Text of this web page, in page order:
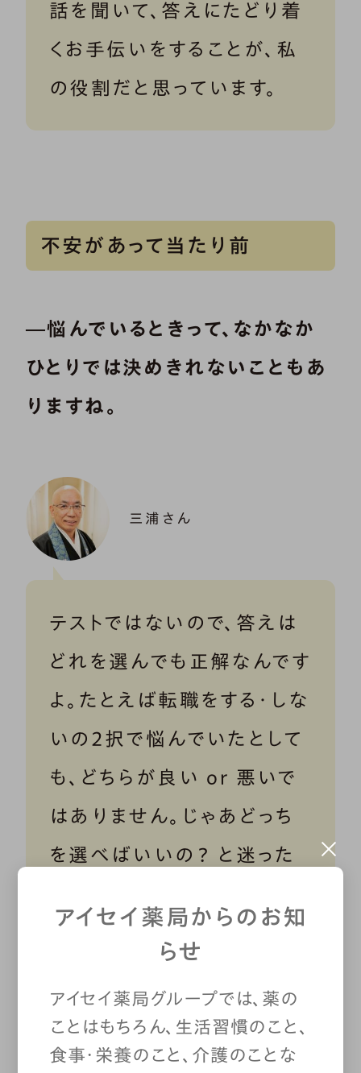
話を聞いて、答えにたどり着
くお手伝いをすることが、私
の役割だと思っています。
不安があって当たり前
―悩んでいるときって、なかなか
ひとりでは決めきれないこともあ
りますね。
三浦さん
テストではないので、答えは
どれを選んでも正解なんです
よ。たとえば転職をする・しな
いの２択で悩んでいたとして
も、どちらが良い or 悪いで
はありません。じゃあどっち
を選べばいいの？ と迷った
でもやり切る「覚悟」がある
がでしょうか。
アイセイ薬局からのお知
らせ
アイセイ薬局グループでは、薬の
ことはもちろん、生活習慣のこと、
食事・栄養のこと、介護のことな